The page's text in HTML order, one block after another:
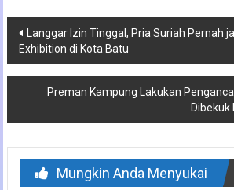
Navigasi
pos
Langgar Izin Tinggal, Pria Suriah Pernah
Exhibition di Kota Batu
Preman Kampung Lakukan
Mungkin Anda Menyukai